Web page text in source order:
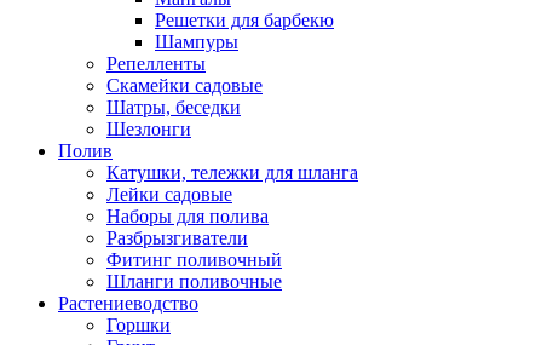
Решетки для барбекю
Шампуры
Репелленты
Скамейки садовые
Шатры, беседки
Шезлонги
Полив
Катушки, тележки для шланга
Лейки садовые
Наборы для полива
Разбрызгиватели
Фитинг поливочный
Шланги поливочные
Растениеводство
Горшки